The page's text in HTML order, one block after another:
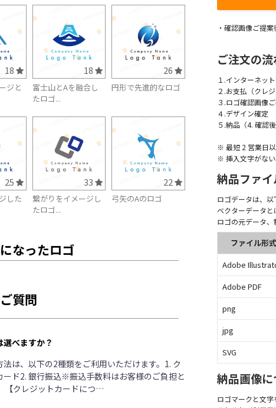
18
ジと
18
富士山とAを融合し
たロゴ...
26
円形で先進的なロゴ
25
した
33
繋がりをイメージし
たロゴ...
22
弓矢のAのロゴ
なったロゴ
質問
べますか？
法は、以下の2種類をご利用いただけます。1. ク
ード2. 銀行振込※振込手数料はお客様のご負担と
【クレジットカードにつ…
・確認画像ご提
ご注文の
１.インターネッ
２.お支払（クレ
３.ロゴ確認画像
４.デザイン確定
５.納品（4. 確認
※ 最短 2 営業日以
※ 挿入文字がない
納品ファ
ロゴデータは、以
ベクターデータと
ロゴの元データ、
ファイル形式
Adobe
Adobe PDF
png
jpg
SVG
納品画像
ロゴマークと文字